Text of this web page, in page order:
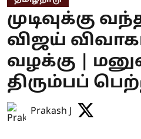
முடிவுக்கு
விஜய்
வழக்கு |
திரும்பப்
Prakash J